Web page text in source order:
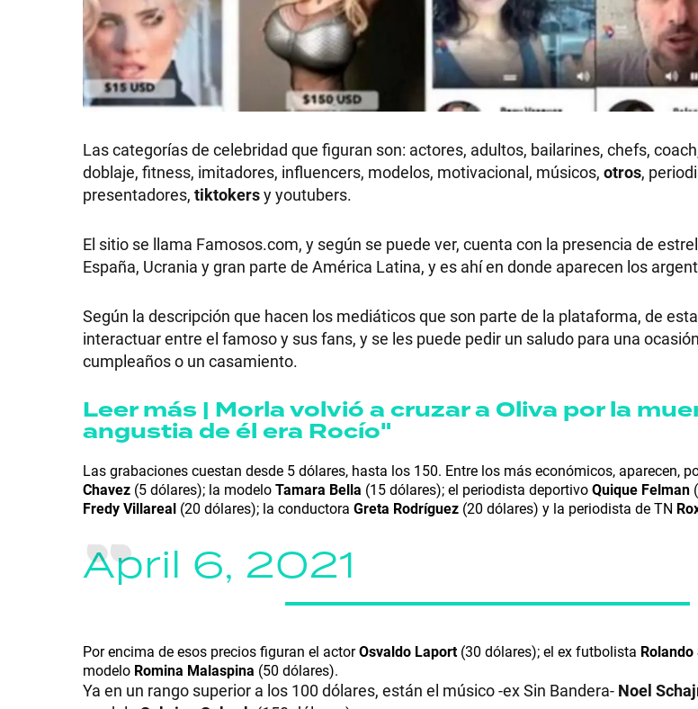
Las categorías de celebridad que figuran son: actores, adultos, bailarines, chefs,
doblaje, fitness, imitadores, influencers, modelos, motivacional, músicos, otros,
presentadores, tiktokersy youtubers.
El sitio se llama Famosos.com, y según se puede ver, cuenta con la presencia de
España, Ucrania y gran parte de América Latina, y es ahí en donde aparecen los
Según la descripción que hacen los mediáticos que son parte de la plataforma, de
interactuar entre el famoso y sus fans, y se les puede pedir un saludo para una
cumpleaños o un casamiento.
Leer más | Morla volvió a cruzar a Oliva por la
angustia de él era Rocío"
Las grabaciones cuestan desde 5 dólares, hasta los 150. Entre los más económicos, aparecen,
Chavez (5 dólares); la modeloTamara Bella (15 dólares); el periodista deportivoQuique Felman
Fredy Villareal (20 dólares); la conductora Greta Rodríguez (20 dólares) y la periodista de TN
April 6, 2021
Por encima de esos precios figuran el actorOsvaldo Laport(30 dólares); el ex futbolista
modelo Romina Malaspina (50 dólares).
Ya en un rango superior a los 100 dólares, están el músico -ex Sin Bandera- Noel
SHOW
POLÍTICA
ACTUALIDAD
POLICIALES
ECONOMÍA
GRAN
HERMANO
Seguinos